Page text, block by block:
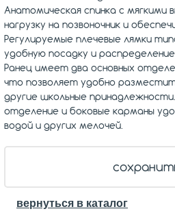
Анатомическая спинка с
нагрузку на позвоночник и
Регулируемые плечевые лямки
удобную посадку и распределение
Ранец имеет два основных
что позволяет удобно
другие школьные
отделение и боковые карманы
водой и других мелочей.
вернуться в каталог